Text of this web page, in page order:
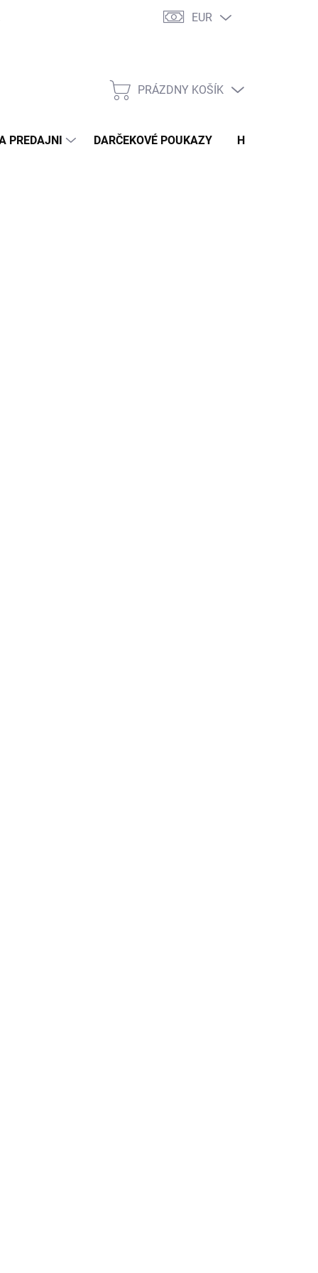
MOLETKY – TYPY POSTAVY DOPRAVA A PLATBA
EUR
NÁKUPNÝ
PRÁZDNY KOŠÍK
PREDAJNI DARČEKOVÉ POUKAZY HODNOTENIE